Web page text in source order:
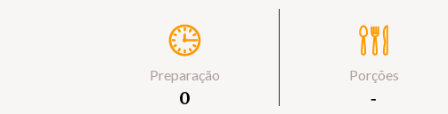
Preparação
0
Porções
‐